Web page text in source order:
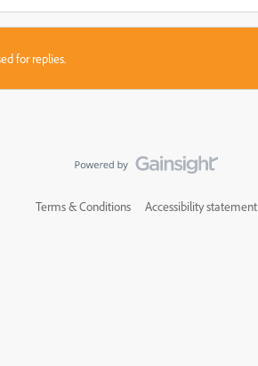
for replies.
Terms & Conditions Accessibility statement